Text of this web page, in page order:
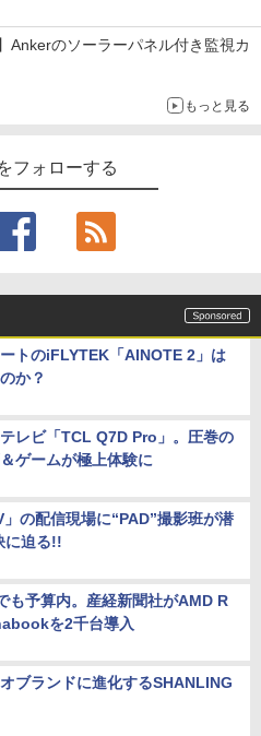
Ankerのソーラーパネル付き監視カ
もっと見る
フォローする
トのiFLYTEK「AINOTE 2」は
か？
レビ「TCL Q7D Pro」。圧巻の
ゲームが極上体験に
」の配信現場に“PAD”撮影班が潜
に迫る!!
も予算内。産経新聞社がAMD R
を2千台導入
ブランドに進化するSHANLING